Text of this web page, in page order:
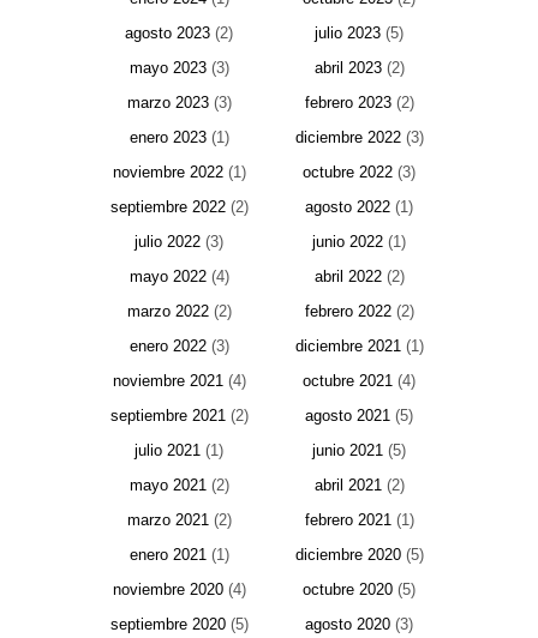
agosto 2023 (2) julio 2023 (5)
mayo 2023(3) abril 2023(2)
marzo 2023(3) febrero 2023(2)
enero 2023(1) diciembre 2022(3)
noviembre 2022(1) octubre 2022 (3)
septiembre 2022(2) agosto 2022 (1)
julio 2022 (3) junio 2022 (1)
mayo 2022(4) abril 2022(2)
marzo 2022(2) febrero 2022(2)
enero 2022(3) diciembre 2021(1)
noviembre 2021(4) octubre 2021 (4)
septiembre 2021(2) agosto 2021 (5)
julio 2021 (1) junio 2021 (5)
mayo 2021(2) abril 2021(2)
marzo 2021(2) febrero 2021(1)
enero 2021(1) diciembre 2020(5)
noviembre 2020(4) octubre 2020 (5)
septiembre 2020(5) agosto 2020 (3)